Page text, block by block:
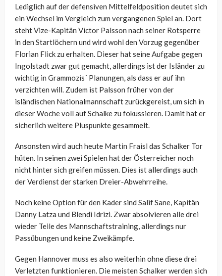
Lediglich auf der defensiven Mittelfeldposition deutet sich
ein Wechsel im Vergleich zum vergangenen Spiel an. Dort
steht Vize-Kapitän Victor Palsson nach seiner Rotsperre
in den Startlöchern und wird wohl den Vorzug gegenüber
Florian Flick zu erhalten. Dieser hat seine Aufgabe gegen
Ingolstadt zwar gut gemacht, allerdings ist der Isländer zu
wichtig in Grammozis´ Planungen, als dass er auf ihn
verzichten will. Zudem ist Palsson früher von der
isländischen Nationalmannschaft zurückgereist, um sich in
dieser Woche voll auf Schalke zu fokussieren. Damit hat er
sicherlich weitere Pluspunkte gesammelt.
Ansonsten wird auch heute Martin Fraisl das Schalker Tor
hüten. In seinen zwei Spielen hat der Österreicher noch
nicht hinter sich greifen müssen. Dies ist allerdings auch
der Verdienst der starken Dreier-Abwehrreihe.
Noch keine Option für den Kader sind Salif Sane, Kapitän
Danny Latza und Blendi Idrizi. Zwar absolvieren alle drei
wieder Teile des Mannschaftstraining, allerdings nur
Passübungen und keine Zweikämpfe.
Gegen Hannover muss es also weiterhin ohne diese drei
Verletzten funktionieren. Die meisten Schalker werden sich